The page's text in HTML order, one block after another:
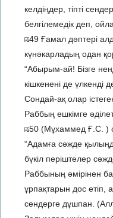
келдіңдер, тіпті
белгілемедік деп,
49 Ғамал дәптері
күнәкарладың одан
“Абырым-ай! Бізге
кішкенені де үлкенді
Сондай-ақ олар
Раббың ешкімге
50 (Мұхаммед Ғ.С. )
“Адамға сәжде
бүкіл періштелер
Раббының әмірінен
ұрпақтарын дос етіп,
сендерге дұшпан.